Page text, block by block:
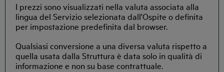
I prezzi sono visualizzati nella valuta associata alla
lingua del Servizio selezionata dall'Ospite o definita
per impostazione predefinita dal browser.
Qualsiasi conversione a una diversa valuta rispetto a
quella usata dalla Struttura è data solo in qualità di
informazione e non su base contrattuale.